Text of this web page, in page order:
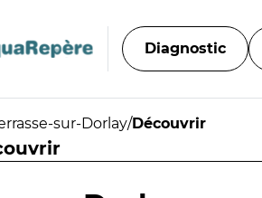
Diagnostic
sur-Dorlay/Découvrir